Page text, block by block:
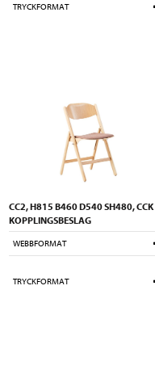
TRYCKFORMAT
CC2, H815 B460 D540 SH480, CCK
KOPPLINGSBESLAG
WEBBFORMAT
TRYCKFORMAT